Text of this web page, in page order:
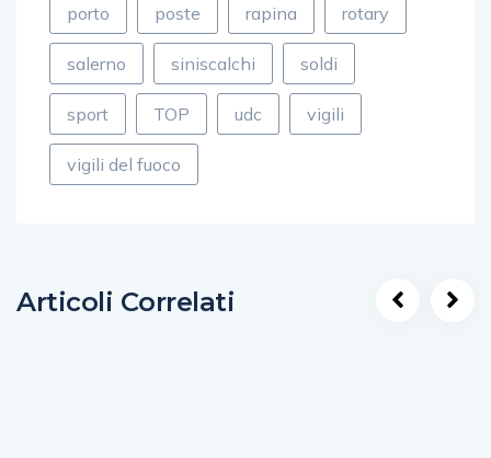
porto poste rapina rotary
salerno siniscalchi soldi
sport TOP udc vigili
vigili del fuoco
Articoli Correlati